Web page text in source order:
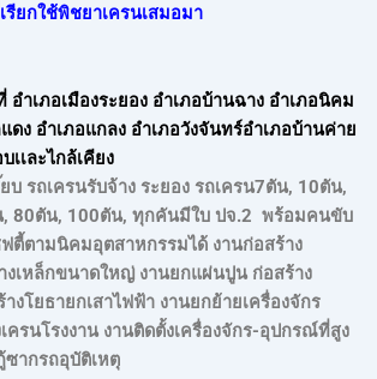
ยกใช้พิชยาเครนเสมอมา
เภอเมืองระยอง อำเภอบ้านฉาง อำเภอนิคม
ง อำเภอแกลง อำเภอวังจันทร์อำเภอบ้านค่าย
เเละไกล้เคียง
รถเครนรับจ้าง ระยอง รถเครน7ตัน, 10ตัน,
80ตัน, 100ตัน, ทุกคันมีใบ ปจ.2 พร้อมคนขับ
ฟตี้ตามนิคมอุตสาหกรรมได้ งานก่อสร้าง
งเหล็กขนาดใหญ่ งานยกแผ่นปูน ก่อสร้าง
งโยธายกเสาไฟฟ้า งานยกย้ายเครื่องจักร
ครนโรงงาน งานติดตั้งเครื่องจักร-อุปกรณ์ที่สูง
ซากรถอุบัติเหตุ